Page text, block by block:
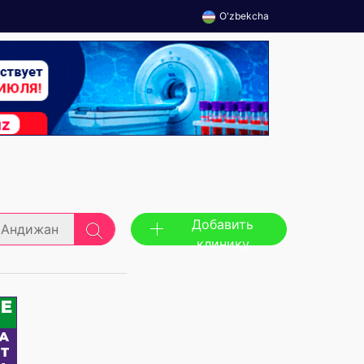
O'zbekcha
Андижан
Добавить
клинику